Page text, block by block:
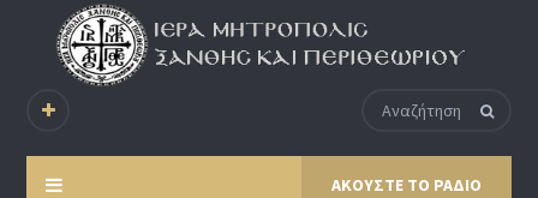
ΑΚΟΥΣΤΕ ΤΟ ΡΑΔΙΟ